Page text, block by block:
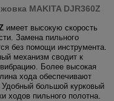
MAKITA DJR360Z
имеет высокую скорость
Замена пильного
без помощи инструмента.
механизм сводит к
Более высокая
хода обеспечивают
большой курковый
ходов пильного полотна.